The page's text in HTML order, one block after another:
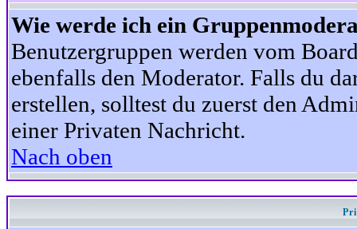
Wie werde ich ein
Benutzergruppen werden vom
ebenfalls den Moderator. Falls du
erstellen, solltest du zuerst den
einer Privaten Nachricht.
Nach oben